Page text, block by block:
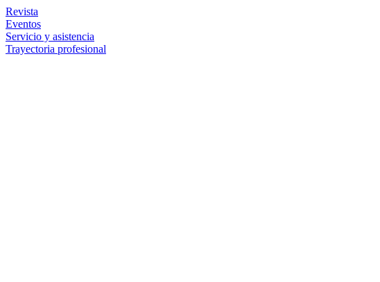
Revista
Eventos
Servicio y asistencia
Trayectoria profesional